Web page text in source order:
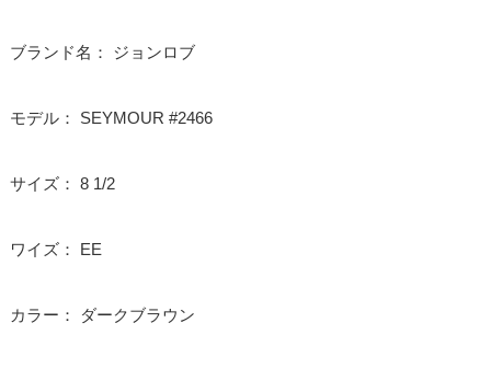
ブランド名： ジョンロブ
モデル： SEYMOUR #2466
サイズ： 8 1/2
ワイズ： EE
カラー： ダークブラウン